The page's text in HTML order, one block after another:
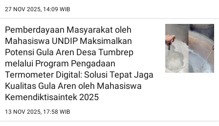
27 NOV 2025, 14:09 WIB
Pemberdayaan Masyarakat oleh
Mahasiswa UNDIP Maksimalkan
Potensi Gula Aren Desa Tumbrep
melalui Program Pengadaan
Termometer Digital: Solusi Tepat Jaga
Kualitas Gula Aren oleh Mahasiswa
Kemendiktisaintek 2025
13 NOV 2025, 17:58 WIB